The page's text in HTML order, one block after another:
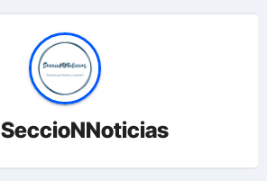
SeccioNNoticias